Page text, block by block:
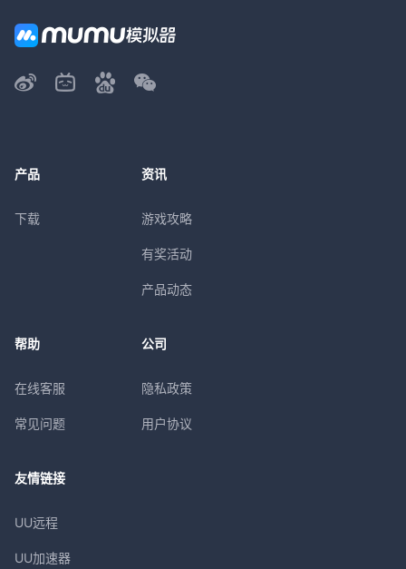
产品
下载
资讯
游戏攻略
有奖活动
产品动态
帮助
在线客服
常见问题
公司
隐私政策
用户协议
友情链接
UU远程
UU加速器